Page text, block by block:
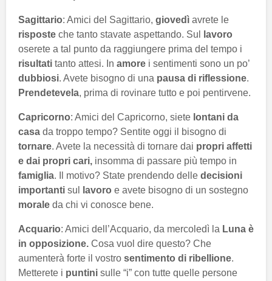
Sagittario: Amici del Sagittario, giovedì avrete le
risposte che tanto stavate aspettando. Sul
lavoro
oserete a tal punto da raggiungere prima del tempo i
risultati tanto attesi. In amore i sentimenti sono un po’
dubbiosi. Avete bisogno di una pausa di riflessione.
Prendetevela, prima di rovinare tutto e poi pentirvene.
Capricorno: Amici del Capricorno, siete lontani da
casa da troppo tempo? Sentite oggi il bisogno di
tornare. Avete la necessità di tornare dai propri affetti
e dai propri cari, insomma di passare più tempo in
famiglia. Il motivo? State prendendo delle decisioni
importanti sul lavoro e avete bisogno di un sostegno
morale da chi vi conosce bene.
Acquario: Amici dell’Acquario, da mercoledì la Luna è
in opposizione. Cosa vuol dire questo? Che
aumenterà forte il vostro sentimento di ribellione.
Metterete i puntini sulle “i” con tutte quelle persone